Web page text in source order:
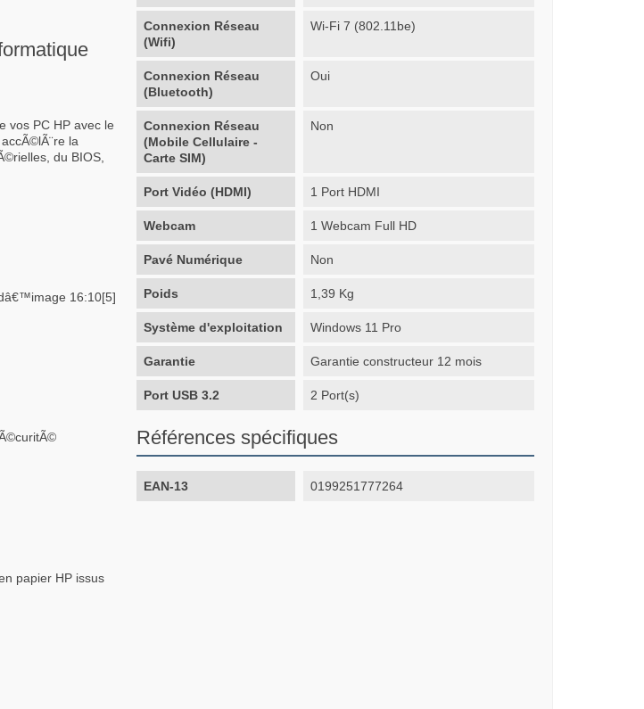
vos PC HP avec le
la
du BIOS,
16:10[5]
papier HP issus
Connexion Réseau
(Wifi)
Wi-Fi 7 (802.11be)
Connexion Réseau
(Bluetooth)
Oui
Connexion Réseau
(Mobile Cellulaire -
Carte SIM)
Non
Port Vidéo (HDMI) 1 Port HDMI
Webcam 1 Webcam Full HD
Pavé Numérique Non
Poids 1,39 Kg
Système d'exploitation Windows 11 Pro
Garantie Garantie constructeur 12 mois
Port USB 3.2 2 Port(s)
Références spécifiques
EAN-13 0199251777264